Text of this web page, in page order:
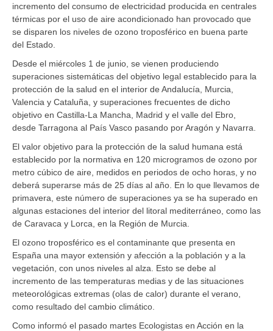
incremento del consumo de electricidad producida en centrales
térmicas por el uso de aire acondicionado han provocado que
se disparen los niveles de ozono troposférico en buena parte
del Estado.
Desde el miércoles 1 de junio, se vienen produciendo
superaciones sistemáticas del objetivo legal establecido para la
protección de la salud en el interior de Andalucía, Murcia,
Valencia y Cataluña, y superaciones frecuentes de dicho
objetivo en Castilla-La Mancha, Madrid y el valle del Ebro,
desde Tarragona al País Vasco pasando por Aragón y Navarra.
El valor objetivo para la protección de la salud humana está
establecido por la normativa en 120 microgramos de ozono por
metro cúbico de aire, medidos en periodos de ocho horas, y no
deberá superarse más de 25 días al año. En lo que llevamos de
primavera, este número de superaciones ya se ha superado en
algunas estaciones del interior del litoral mediterráneo, como las
de Caravaca y Lorca, en la Región de Murcia.
El ozono troposférico es el contaminante que presenta en
España una mayor extensión y afección a la población y a la
vegetación, con unos niveles al alza. Esto se debe al
incremento de las temperaturas medias y de las situaciones
meteorológicas extremas (olas de calor) durante el verano,
como resultado del cambio climático.
Como informó el pasado martes Ecologistas en Acción en la